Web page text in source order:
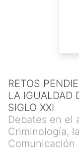
RETOS
LA IGUALDAD
SIGLO XXI
Debates en el
Criminología,
Comunicación